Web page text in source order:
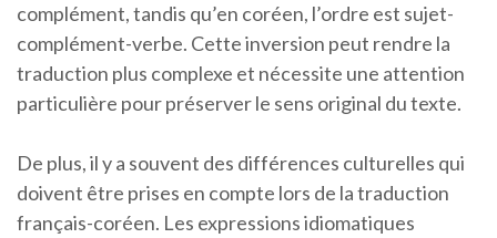
complément, tandis qu’en coréen, l’ordre est sujet-
complément-verbe. Cette inversion peut rendre la
traduction plus complexe et nécessite une attention
particulière pour préserver le sens original du texte.
De plus, il y a souvent des différences culturelles qui
doivent être prises en compte lors de la traduction
français-coréen. Les expressions idiomatiques